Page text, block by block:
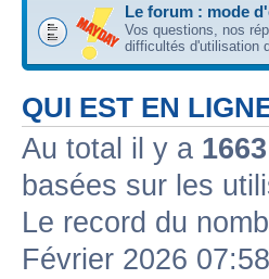
Le forum : mode
Vos questions, nos
difficultés d'utilisation
QUI EST EN
Au total il y a 1663
basées sur les
Le record du
Février 2026 07:58